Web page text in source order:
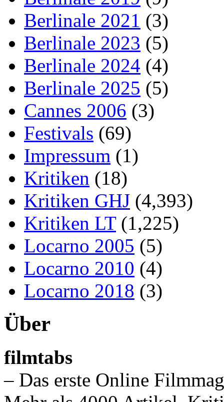
Berlinale 2021 (3)
Berlinale 2023 (5)
Berlinale 2024 (4)
Berlinale 2025 (5)
Cannes 2006 (3)
Festivals (69)
Impressum (1)
Kritiken (18)
Kritiken GHJ (4,393)
Kritiken LT(1,225)
Locarno 2005 (5)
Locarno 2010 (4)
Locarno 2018 (3)
Über
filmtabs
– Das erste Online